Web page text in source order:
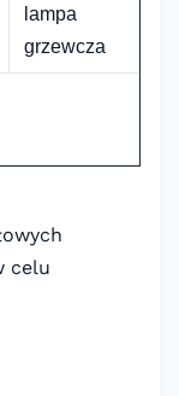
lampa
grzewcza
celu